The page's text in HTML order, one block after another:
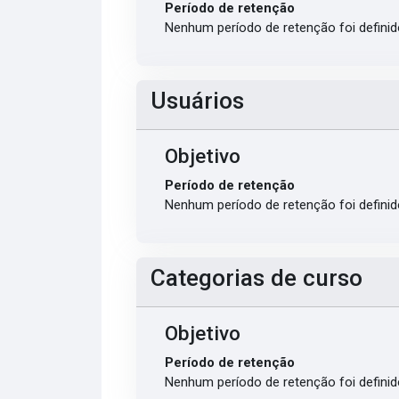
Período de retenção
Nenhum período de retenção foi
Usuários
Objetivo
Período de retenção
Nenhum período de retenção foi
Categorias de curso
Objetivo
Período de retenção
Nenhum período de retenção foi